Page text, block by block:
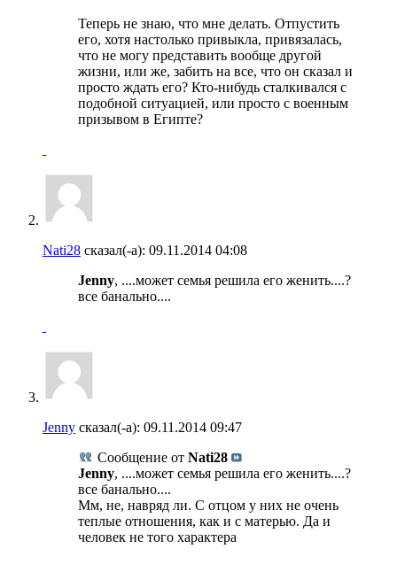
Теперь не знаю, что мне делать. Отпустить
его, хотя настолько привыкла, привязалась,
что не могу представить вообще другой
жизни, или же, забить на все, что он сказал и
просто ждать его? Кто-нибудь сталкивался с
подобной ситуацией, или просто с военным
призывом в Египте?
Nati28 сказал(-а): 09.11.2014 04:08
Jenny, ....может семья решила его женить....?
все банально....
Jenny сказал(-а): 09.11.2014 09:47
Сообщение от Nati28
Jenny, ....может семья решила его женить....?
все банально....
Мм, не, навряд ли. С отцом у них не очень
теплые отношения, как и с матерью. Да и
человек не того характера